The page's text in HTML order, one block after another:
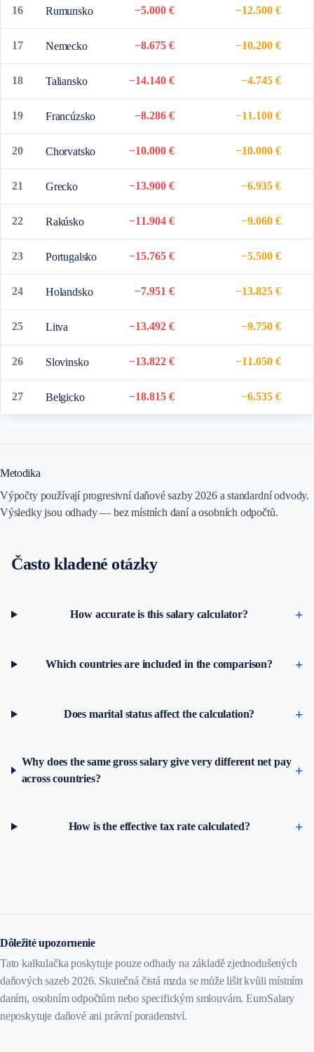
16 Rumunsko −5.000 € −12.500 €
17 Nemecko −8.675 € −10.200 €
18 Taliansko −14.140 € −4.745 €
19 Francúzsko −8.286 € −11.100 €
20 Chorvatsko −10.000 € −10.000 €
21 Grecko −13.900 € −6.935 €
22 Rakúsko −11.904 € −9.060 €
23 Portugalsko −15.765 € −5.500 €
24 Holandsko −7.951 € −13.825 €
25 Litva −13.492 € −9.750 €
26 Slovinsko −13.822 € −11.050 €
27 Belgicko −18.815 € −6.535 €
Metodika
Výpočty používají progresivní daňové sazby 2026 a standardní odvody.
Výsledky jsou odhady — bez místních daní a osobních odpočtů.
Často kladené otázky
How accurate is this salary calculator?
Which countries are included in the comparison?
Does marital status affect the calculation?
Why does the same gross salary give very different net pay
across countries?
How is the effective tax rate calculated?
Dôležité upozornenie
Tato kalkulačka poskytuje pouze odhady na základě zjednodušených
daňových sazeb 2026. Skutečná čistá mzda se může lišit kvůli místním
daním, osobním odpočtům nebo specifickým smlouvám. EuroSalary
neposkytuje daňové ani právní poradenství.